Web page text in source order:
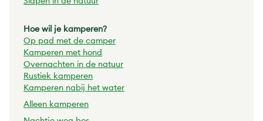
Hoe wil je kamperen?
Op pad met de camper
Kamperen met hond
Overnachten in de natuur
Rustiek kamperen
Kamperen nabij het water
Alleen kamperen